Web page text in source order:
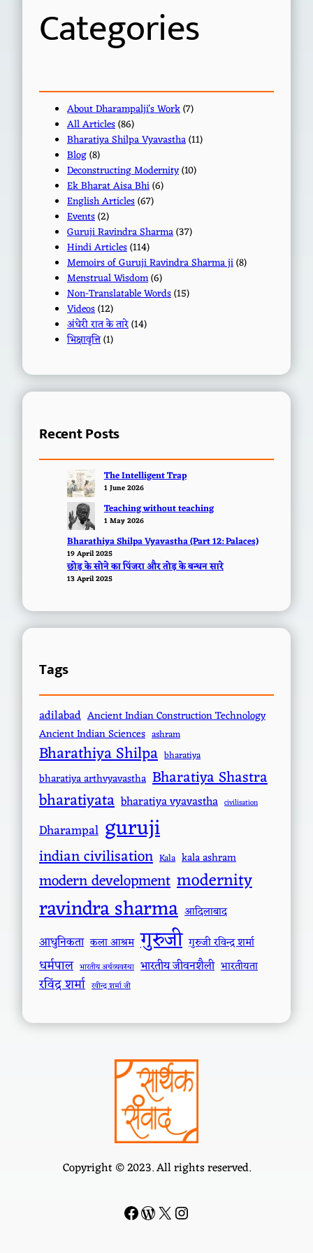
Categories
About Dharampalji's Work(7)
All Articles(86)
Bharatiya Shilpa Vyavastha(11)
Blog(8)
Deconstructing Modernity(10)
Ek Bharat Aisa Bhi(6)
English Articles(67)
Events(2)
Guruji Ravindra Sharma(37)
Hindi Articles(114)
Memoirs of Guruji Ravindra Sharma ji(8)
Menstrual Wisdom(6)
Non-Translatable Words(15)
Videos(12)
अंधेरी रात के तारे(14)
भिक्षावृत्ति(1)
Recent Posts
The Intelligent Trap
1 June 2026
Teaching without teaching
1 May 2026
Bharathiya Shilpa Vyavastha (Part 12: Palaces)
19 April 2025
छोड़ के सोने का पिंजरा और तोड़ के बन्धन सारे
13 April 2025
Tags
adilabad Ancient Indian Construction Technology
Ancient Indian Sciences ashram
Bharathiya Shilpa bharatiya
bharatiya arthvyavastha Bharatiya Shastra
bharatiyata bharatiya vyavastha civilisation
Dharampal guruji
indian civilisation Kala kala ashram
modern development modernity
ravindra sharma आदिलाबाद
आधुनिकता कला आश्रम गुरुजी गुरुजी रविन्द्र शर्मा
धर्मपाल भारतीय अर्थव्यवस्था भारतीय जीवनशैली भारतीयता
रविंद्र शर्मा रवीन्द्र शर्मा जी
Copyright © 2023. All rights reserved.
Facebook WordPress # Instagram